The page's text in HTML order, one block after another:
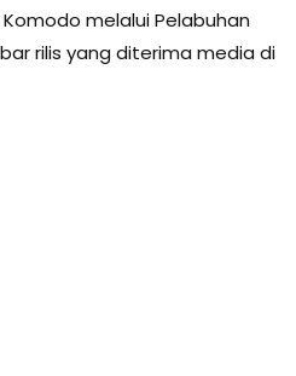
melalui Pelabuhan
rilis yang diterima media di